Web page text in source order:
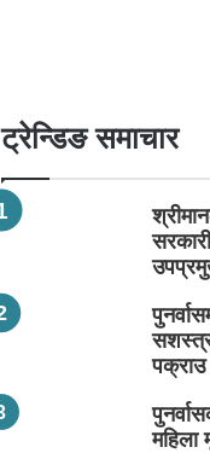
ट्रेन्डिङ समाचार
पक्राउ
महिला